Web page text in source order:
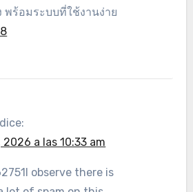
พร้อมระบบที่ใช้งานง่าย
dice:
a las 10:33 am
observe there is